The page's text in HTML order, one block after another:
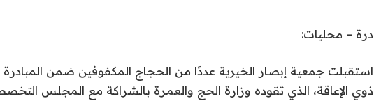
درة – محليات:
استقبلت جمعية إبصار الخيرية عددًا من الحجاج المكفوفين ضمن
ذوي الإعاقة، الذي تقوده وزارة الحج والعمرة بالشراكة مع المجلس